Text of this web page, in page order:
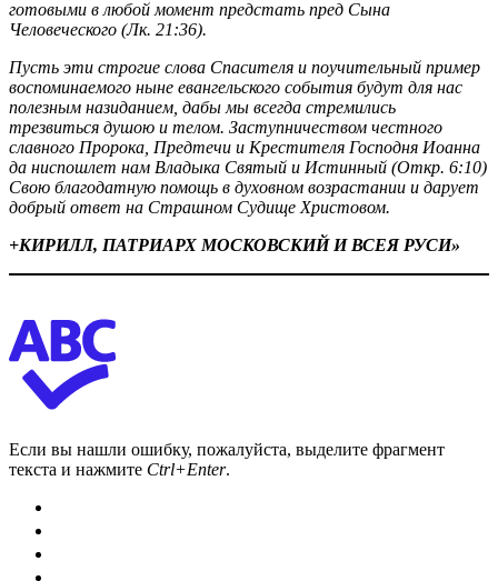
готовыми в любой момент предстать пред Сына
Человеческого (Лк. 21:36).
Пусть эти строгие слова Спасителя и поучительный пример
воспоминаемого ныне евангельского события будут для нас
полезным назиданием, дабы мы всегда стремились
трезвиться душою и телом. Заступничеством честного
славного Пророка, Предтечи и Крестителя Господня Иоанна
да ниспошлет нам Владыка Святый и Истинный (Откр. 6:10)
Свою благодатную помощь в духовном возрастании и дарует
добрый ответ на Страшном Судище Христовом.
+КИРИЛЛ, ПАТРИАРХ МОСКОВСКИЙ И ВСЕЯ РУСИ»
Если вы нашли ошибку, пожалуйста, выделите фрагмент
текста и нажмите Ctrl+Enter.